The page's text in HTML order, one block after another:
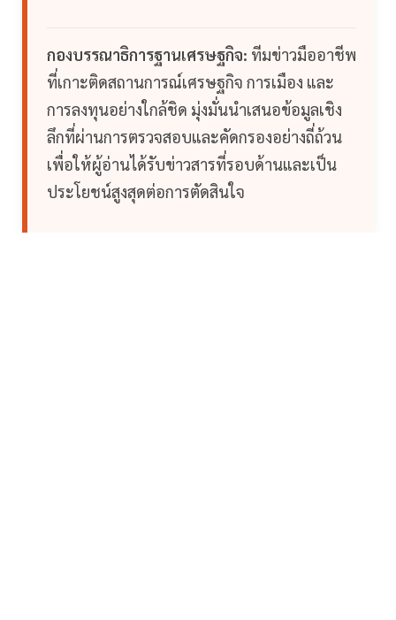
กองบรรณาธิการฐานเศรษฐกิจ: ทีมข่าวมืออาชีพ
ที่เกาะติดสถานการณ์เศรษฐกิจ การเมือง และ
การลงทุนอย่างใกล้ชิด มุ่งมั่นนำเสนอข้อมูลเชิง
ลึกที่ผ่านการตรวจสอบและคัดกรองอย่างถี่ถ้วน
เพื่อให้ผู้อ่านได้รับข่าวสารที่รอบด้านและเป็น
ประโยชน์สูงสุดต่อการตัดสินใจ